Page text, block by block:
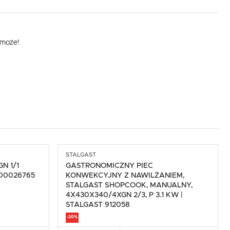
1/1
00026765
STALGAST
GASTRONOMICZNY PIEC
KONWEKCYJNY Z NAWILŻANIEM,
STALGAST SHOPCOOK, MANUALNY,
4X430X340/4XGN 2/3, P 3.1 KW |
STALGAST 912058
-20%